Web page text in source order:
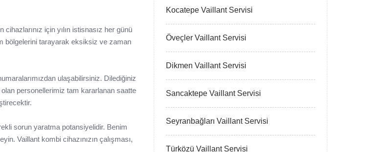
için yılın istisnasız her günü
bölgelerini tarayarak eksiksiz ve zaman
ulaşabilirsiniz. Dilediğiniz
personellerimiz tam kararlanan saatte
sorun yaratma potansiyelidir. Benim
Vaillant kombi cihazınızın çalışması,
Kocatepe Vaillant Servisi
Öveçler Vaillant Servisi
Dikmen Vaillant Servisi
Sancaktepe Vaillant Servisi
Seyranbağları Vaillant Servisi
Türközü Vaillant Servisi